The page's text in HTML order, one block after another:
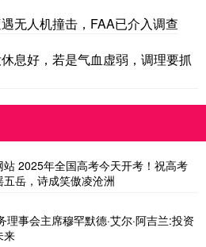
无人机撞击，FAA已介入调查
息好，若是气血虚弱，调理要抓
站 2025年全国高考今天开考！祝高考
岳，诗成笑傲凌沧洲
理事会主席穆罕默德·艾尔·阿吉兰:投资
来